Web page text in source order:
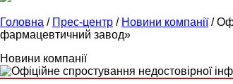
Головна / Прес-центр / Новини компанії/
фармацевтичний завод»
Новини компанії